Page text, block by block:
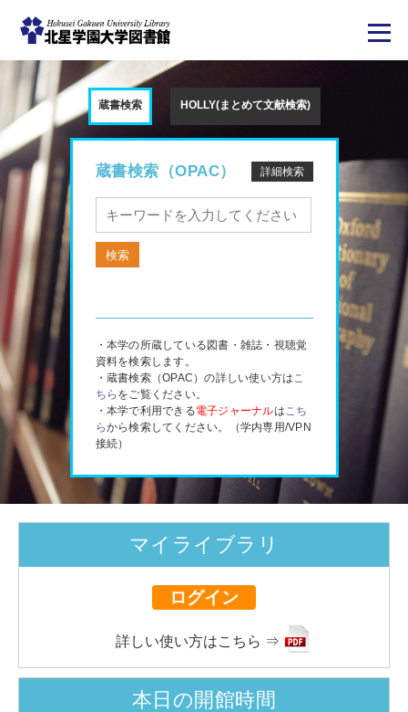
ン
ン
ツ
に
移
動
蔵書検索
蔵書検索（OPAC） 詳細検索
・本学の所蔵している図書・雑誌・視聴覚
資料を検索します。
・蔵書検索（OPAC）の詳しい使い方はこ
ちら をご覧ください。
・本学で利用できる電子ジャーナルはこち
らから検索してください。（学内専用/VPN
接続）
HOLLY(まとめて文献検索)
マイライブラリ
ログイン
詳しい使い方はこちら ⇒
本日の開館時間